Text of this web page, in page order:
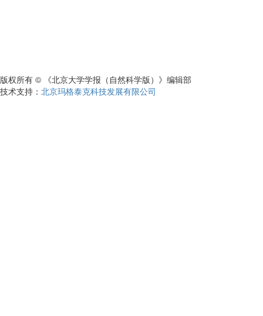
版权所有 © 《北京大学学报（自然科学版）》编辑部
技术支持： 北京玛格泰克科技发展有限公司